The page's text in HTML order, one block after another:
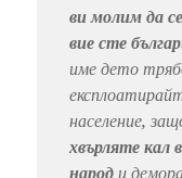
ви молим да
вие сте
име дето
население,
хвърляте кал
народи